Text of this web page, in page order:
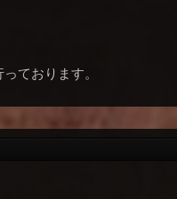
ております。